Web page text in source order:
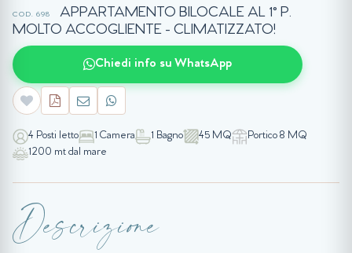
COD. 698
APPARTAMENTO BILOCALE AL 1° P.
MOLTO ACCOGLIENTE - CLIMATIZZATO!
Chiedi info su WhatsApp
4 Posti letto 1 Camera 1 Bagno 45 MQ
Portico 8 MQ
1200 mt dal mare
Descrizione